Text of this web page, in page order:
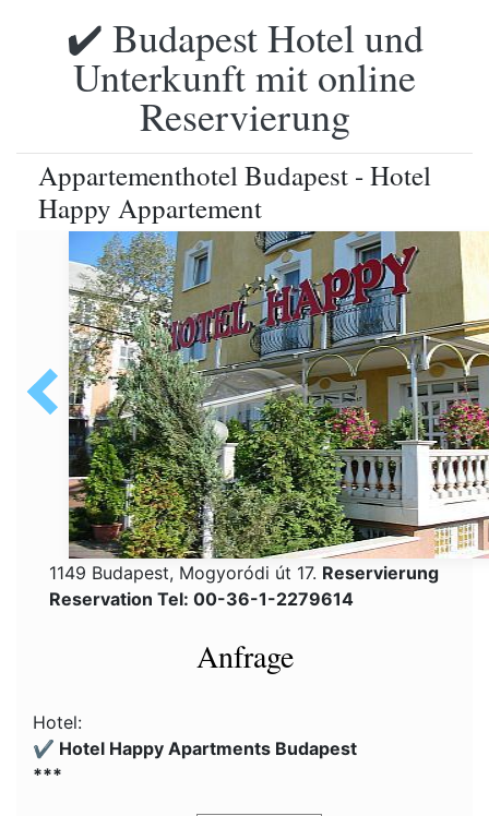
✔️ Budapest Hotel und
Unterkunft mit online
Reservierung
Appartementhotel Budapest - Hotel
Happy Appartement
1149 Budapest, Mogyoródi út 17. Reservierung
Reservation Tel: 00-36-1-2279614
Anfrage
Hotel:
✔️ Hotel Happy Apartments Budapest
***